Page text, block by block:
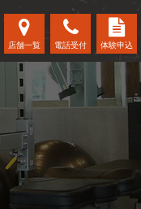
店舗一覧 電話受付 体験申込